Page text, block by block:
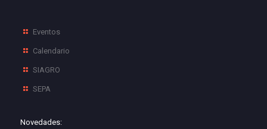
Eventos
Calendario
SIAGRO
SEPA
Novedades: